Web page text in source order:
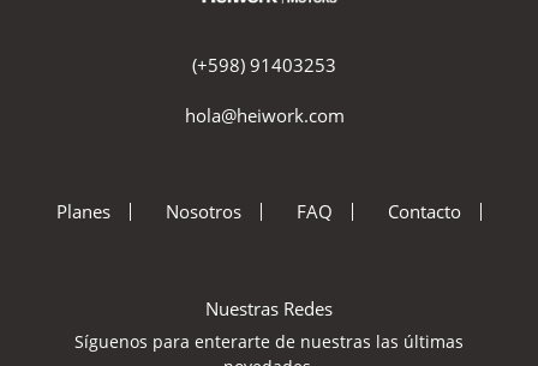
(+598) 91403253
hola@heiwork.com
Planes Nosotros FAQ Contacto
Nuestras Redes
Síguenos para enterarte de nuestras las últimas